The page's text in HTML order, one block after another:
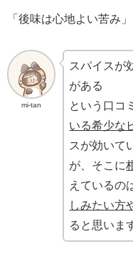
「後味は心地よい苦み」
mi-tan
スパイスが
がある
という口コ
いる希少な
スが効いて
が、そこに
えているの
しみたい方
ると思いま